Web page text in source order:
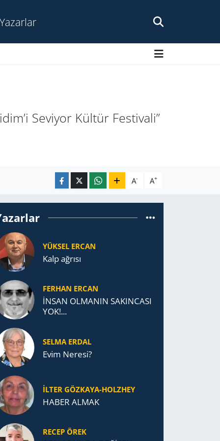
Yazarlar
Seviyor Kültür Festivali”
A- A+
YÜKSEL ERCAN
Kalp ağrısı
FERHAN ERCAN
İNSAN OLMANIN SAKINCASI
YOK!...
SELMA ERDAL
Evim Neresi?
İLTER GÖZKAYA-HOLZHEY
HABER ALMAK
RECEP ÖREK